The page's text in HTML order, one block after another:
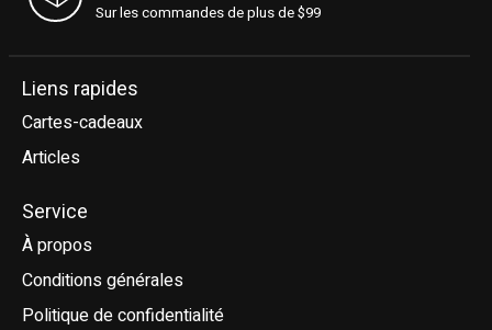
Sur les commandes de plus de $99
Liens rapides
Cartes-cadeaux
Articles
Service
À propos
Conditions générales
Politique de confidentialité